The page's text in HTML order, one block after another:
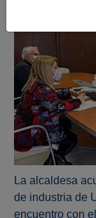
La alcaldesa
de industria de
encuentro con